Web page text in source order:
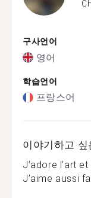
구사언어
영어
학습언어
프랑스어
이야기하고 싶
J’adore l’art
J’aime aussi